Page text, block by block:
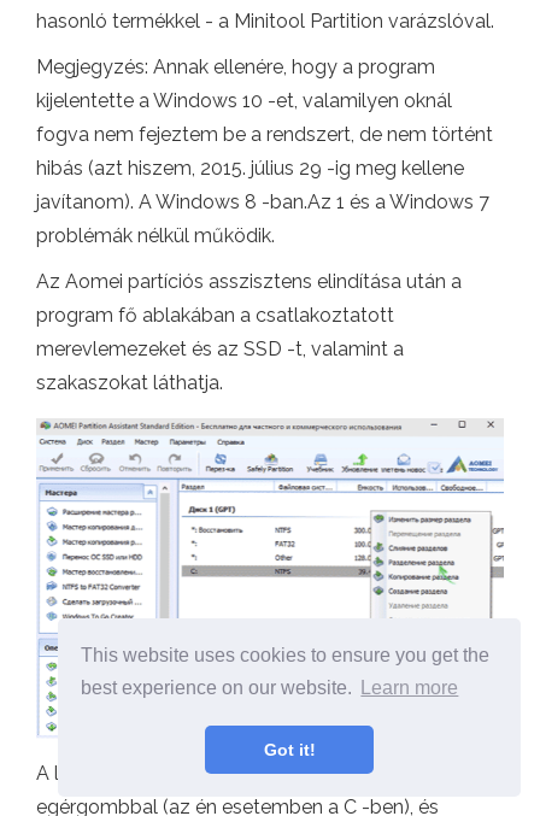
This website uses cookies to ensure you get the
best experience on our website.
Learn more
Got it!
hasonló termékkel - a Minitool Partition varázslóval.
Megjegyzés: Annak ellenére, hogy a program
kijelentette a Windows 10 -et, valamilyen oknál
fogva nem fejeztem be a rendszert, de nem történt
hibás (azt hiszem, 2015. július 29 -ig meg kellene
javítanom). A Windows 8 -ban.Az 1 és a Windows 7
problémák nélkül működik.
Az Aomei partíciós asszisztens elindítása után a
program fő ablakában a csatlakoztatott
merevlemezeket és az SSD -t, valamint a
szakaszokat láthatja.
A lemez megszakításához kattintson rá a jobb
egérgombbal (az én esetemben a C -ben), és